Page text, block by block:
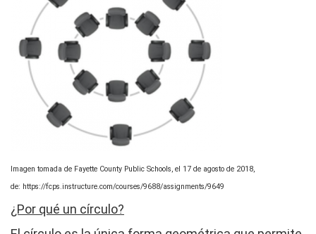
Imagen tomada de Fayette County Public Schools, el 17 de agosto de 2018,
de: https://fcps.instructure.com/courses/9688/assignments/9649
¿Por qué un círculo?